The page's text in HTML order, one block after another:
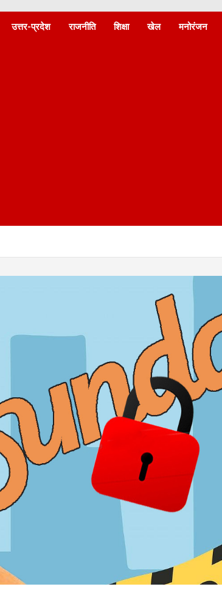
उत्तर-प्रदेश राजनीति शिक्षा खेल मनोरंजन